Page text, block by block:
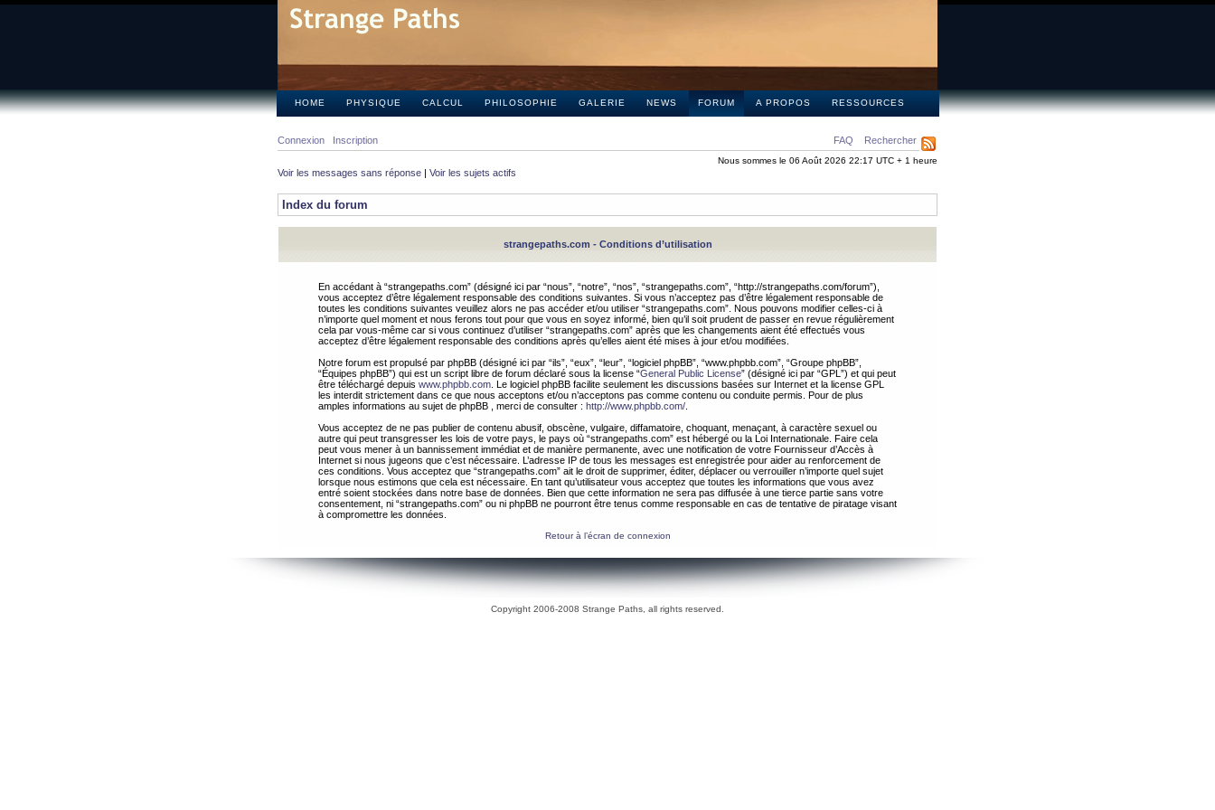
HOME PHYSIQUE CALCUL PHILOSOPHIE GALERIE NEWS FORUM A PROPOS RESSOURCES
FAQ Rechercher
Connexion Inscription
Nous sommes le 06 Août 2026 22:17 UTC + 1 heure
Voir les messages sans réponse | Voir les sujets actifs
Index du forum
strangepaths.com - Conditions d’utilisation
En accédant à “strangepaths.com” (désigné ici par “nous”, “notre”, “nos”, “strangepaths.com”, “http://strangepaths.com/forum”),
vous acceptez d’être légalement responsable des conditions suivantes. Si vous n’acceptez pas d’être légalement responsable de
toutes les conditions suivantes veuillez alors ne pas accéder et/ou utiliser “strangepaths.com”. Nous pouvons modifier celles-ci à
n’importe quel moment et nous ferons tout pour que vous en soyez informé, bien qu’il soit prudent de passer en revue régulièrement
cela par vous-même car si vous continuez d’utiliser “strangepaths.com” après que les changements aient été effectués vous
acceptez d’être légalement responsable des conditions après qu’elles aient été mises à jour et/ou modifiées.
Notre forum est propulsé par phpBB (désigné ici par “ils”, “eux”, “leur”, “logiciel phpBB”, “www.phpbb.com”, “Groupe phpBB”,
“Équipes phpBB”) qui est un script libre de forum déclaré sous la license “General Public License” (désigné ici par “GPL”) et qui peut
être téléchargé depuis www.phpbb.com . Le logiciel phpBB facilite seulement les discussions basées sur Internet et la license GPL
les interdit strictement dans ce que nous acceptons et/ou n’acceptons pas comme contenu ou conduite permis. Pour de plus
amples informations au sujet de phpBB , merci de consulter : http://www.phpbb.com/
Vous acceptez de ne pas publier de contenu abusif, obscène, vulgaire, diffamatoire, choquant, menaçant, à caractère sexuel ou
autre qui peut transgresser les lois de votre pays, le pays où “strangepaths.com” est hébergé ou la Loi Internationale. Faire cela
peut vous mener à un bannissement immédiat et de manière permanente, avec une notification de votre Fournisseur d’Accès à
Internet si nous jugeons que c’est nécessaire. L’adresse IP de tous les messages est enregistrée pour aider au renforcement de
ces conditions. Vous acceptez que “strangepaths.com” ait le droit de supprimer, éditer, déplacer ou verrouiller n’importe quel sujet
lorsque nous estimons que cela est nécessaire. En tant qu’utilisateur vous acceptez que toutes les informations que vous avez
entré soient stockées dans notre base de données. Bien que cette information ne sera pas diffusée à une tierce partie sans votre
consentement, ni “strangepaths.com” ou ni phpBB ne pourront être tenus comme responsable en cas de tentative de piratage visant
à compromettre les données.
Retour à l’écran de connexion
Copyright 2006-2008 Strange Paths, all rights reserved.